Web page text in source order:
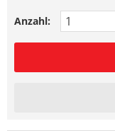
Anzahl: